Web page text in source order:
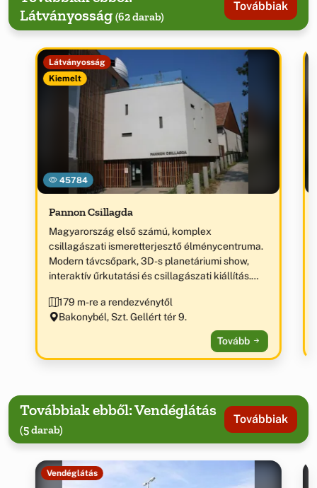
Látványosság (62 darab)
Továbbiak
45784
Látványosság
Kiemelt
Pannon Csillagda
Magyarország első számú, komplex
csillagászati ismeretterjesztő élménycentruma.
Modern távcsőpark, 3D-s planetáriumi show,
interaktív űrkutatási és csillagászati kiállítás.
birtokosa.
179 m-re a rendezvénytől
Bakonybél, Szt. Gellért tér 9.
Tovább
Továbbiak ebből: Vendéglátás
(5 darab)
Továbbiak
Vendéglátás